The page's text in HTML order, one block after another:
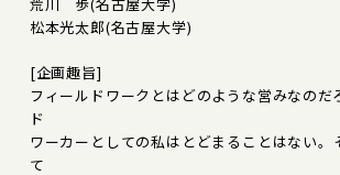
松本光太郎(名古屋大学)
[企画趣旨]
フィールドワークとはどのような営みなのだ
ド
ワーカーとしての私はとどまることはない。
て